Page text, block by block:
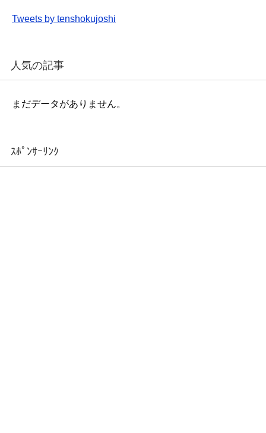
Tweets by tenshokujoshi
人気の記事
まだデータがありません。
ｽﾎﾟﾝｻｰﾘﾝｸ